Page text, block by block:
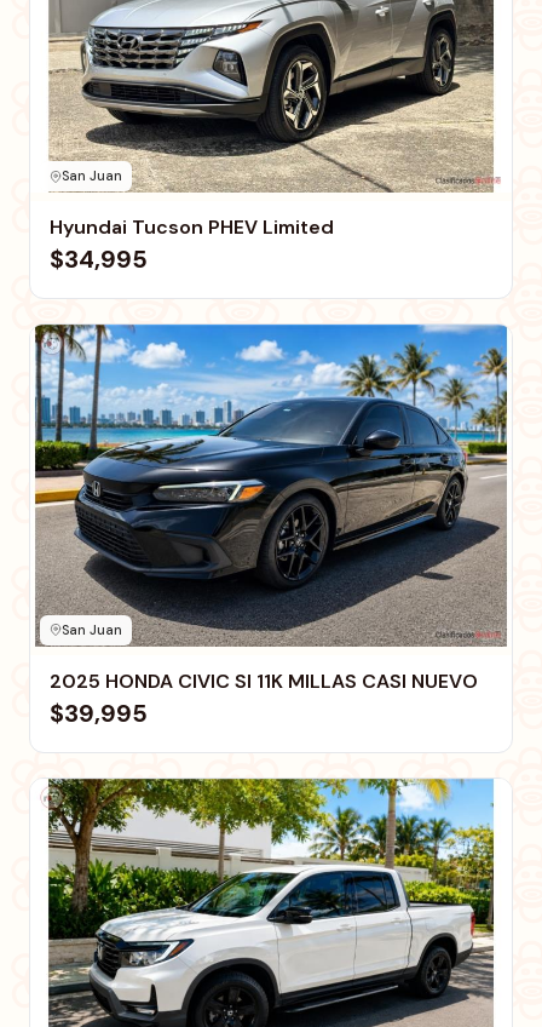
San Juan
Hyundai Tucson PHEV Limited
$34,995
San Juan
2025 HONDA CIVIC SI 11K MILLAS CASI NUEVO
$39,995